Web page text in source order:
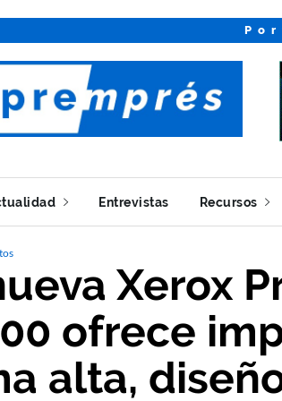
Entrevistas Recursos
Xerox
ofrece
alta,